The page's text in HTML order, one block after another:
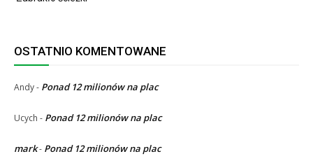
OSTATNIO KOMENTOWANE
Andy- Ponad 12 milionów na plac
Ucych - Ponad 12 milionów na plac
mark- Ponad 12 milionów na plac